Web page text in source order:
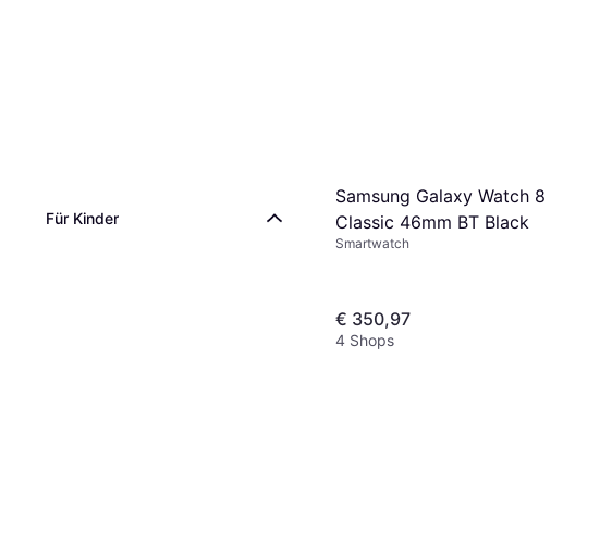
Für Kinder
Samsung Galaxy Watch 8
Classic 46mm BT Black
Smartwatch
€ 350,97
4 Shops